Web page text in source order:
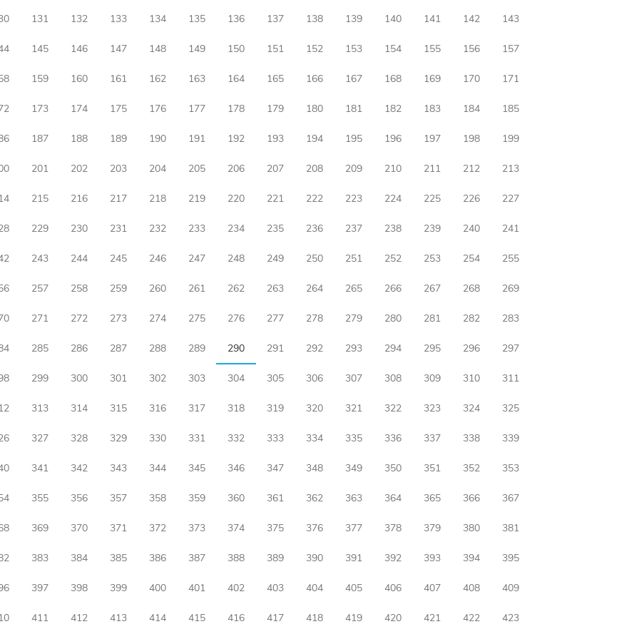
131 132 133 134 135 136 137 138 139 140 141 142 143
145 146 147 148 149 150 151 152 153 154 155 156 157
159 160 161 162 163 164 165 166 167 168 169 170 171
173 174 175 176 177 178 179 180 181 182 183 184 185
187 188 189 190 191 192 193 194 195 196 197 198 199
201 202 203 204 205 206 207 208 209 210 211 212 213
215 216 217 218 219 220 221 222 223 224 225 226 227
229 230 231 232 233 234 235 236 237 238 239 240 241
243 244 245 246 247 248 249 250 251 252 253 254 255
257 258 259 260 261 262 263 264 265 266 267 268 269
271 272 273 274 275 276 277 278 279 280 281 282 283
285 286 287 288 289 290 291 292 293 294 295 296 297
299 300 301 302 303 304 305 306 307 308 309 310 311
313 314 315 316 317 318 319 320 321 322 323 324 325
327 328 329 330 331 332 333 334 335 336 337 338 339
341 342 343 344 345 346 347 348 349 350 351 352 353
355 356 357 358 359 360 361 362 363 364 365 366 367
369 370 371 372 373 374 375 376 377 378 379 380 381
383 384 385 386 387 388 389 390 391 392 393 394 395
397 398 399 400 401 402 403 404 405 406 407 408 409
411 412 413 414 415 416 417 418 419 420 421 422 423